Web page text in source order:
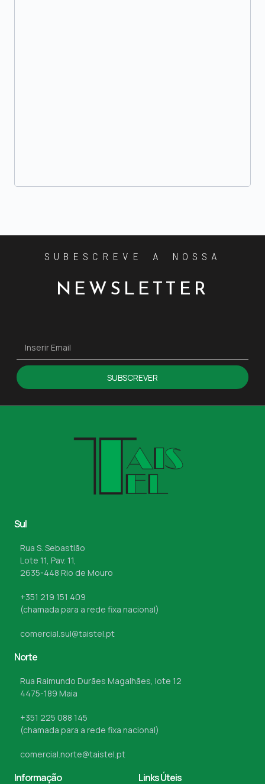
SUBESCREVE A NOSSA
NEWSLETTER
SUBSCREVER
Sul
Rua S. Sebastião
Lote 11, Pav. 11,
2635-448 Rio de Mouro
+351 219 151 409
(chamada para a rede fixa nacional)
comercial.sul@taistel.pt
Norte
Rua Raimundo Durães Magalhães, lote 12
4475-189 Maia
+351 225 088 145
(chamada para a rede fixa nacional)
comercial.norte@taistel.pt
Informação Links Úteis